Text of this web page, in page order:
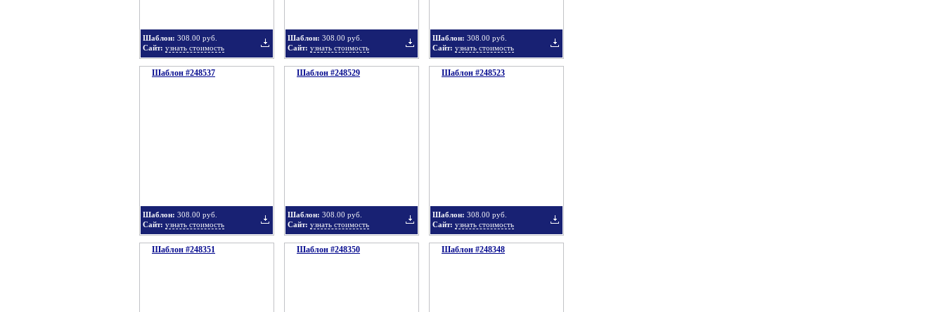
Шаблон: 308.00 руб.
Сайт: узнать стоимость
Шаблон: 308.00 руб.
Сайт: узнать стоимость
Шаблон: 308.00 руб.
Сайт: узнать стоимость
Шаблон #248537
Шаблон: 308.00 руб.
Сайт: узнать стоимость
Шаблон #248529
Шаблон: 308.00 руб.
Сайт: узнать стоимость
Шаблон #248523
Шаблон: 308.00 руб.
Сайт: узнать стоимость
Шаблон #248351 Шаблон #248350 Шаблон #248348